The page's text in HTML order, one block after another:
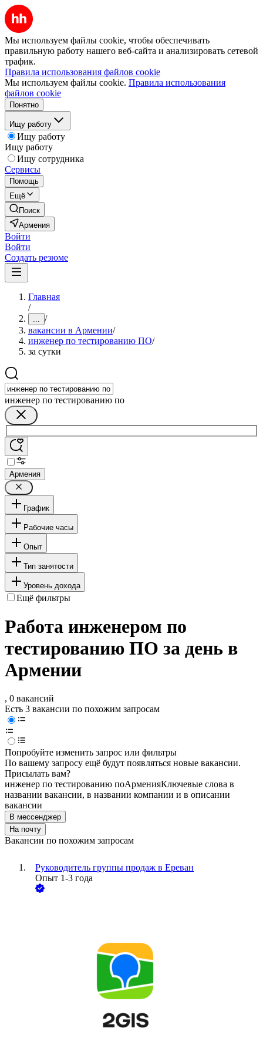
Мы используем файлы cookie, чтобы обеспечивать
правильную работу нашего веб-сайта и анализировать сетевой
трафик.
Правила использования файлов cookie
Мы используем файлы cookie. Правила использования
файлов cookie
Понятно
Ищу работу
Ищу работу
Ищу работу
Ищу сотрудника
Сервисы
Помощь
Ещё
Поиск
Армения
Войти
Войти
Создать резюме
Главная
/
... /
вакансии в Армении/
инженер по тестированию ПО/
за сутки
инженер по тестированию по
Армения
График
Рабочие часы
Опыт
Тип занятости
Уровень дохода
Ещё фильтры
Работа инженером по
тестированию ПО за день в
Армении
, 0 вакансий
Есть 3 вакансии по похожим запросам
Попробуйте изменить запрос или фильтры
По вашему запросу ещё будут появляться новые вакансии.
Присылать вам?
инженер по тестированию поАрменияКлючевые слова в
названии вакансии, в названии компании и в описании
вакансии
В мессенджер
На почту
Вакансии по похожим запросам
Руководитель группы продаж в Ереван
Опыт 1-3 года